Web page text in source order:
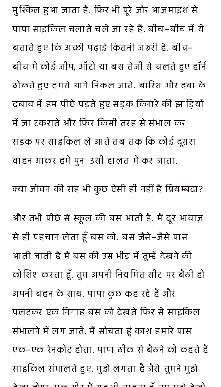
मुश्किल हुआ जाता है. फिर भी पूरे जोर आजमाइश से
पापा साइकिल चलाते चले जा रहे हैं. बीच–बीच में ये
बताते हुए कि अच्छी पढ़ाई कितनी जरूरी है. बीच–
बीच में कोई जीप, ऑटो या बस तेजी से चलते हुए हॉर्न
ठोंकते हुए हमसे आगे निकल जाते. बारिश और हवा के
दबाव में हम पीछे पड़ते हुए सड़क किनारे की झाड़ियों
में जा टकराते और फिर किसी तरह से संभाल कर
सड़क पर साइकिल ले आते तब तक कि कोई दूसरा
वाहन आकर हमें पुनः उसी हालत में कर जाता.
क्या जीवन की राह भी कुछ ऐसी ही नहीं है प्रियम्बदा?
और तभी पीछे से स्कूल की बस आती है. मैं दूर आवाज़
से ही पहचान लेता हूँ बस को. बस जैसे–जैसे पास
आती जाती है मैं बस की उस भीड़ में तुम्हें देखने की
कोशिश करता हूँ. तुम अपनी नियमित सीट पर बैठी हो
अपनी बहन के साथ. पापा कुछ कह रहे हैं और
पलटकर एक निगाह बस को देखते फिर से साइकिल
संभालने में लग जाते. मैं सोचता हूं काश हमारे पास
एक–एक रेनकोट होता. पापा ठीक से बैठने को कहते हैं
साइकिल संभालते हुए. मुझे लगता है जैसे तुमने मुझे